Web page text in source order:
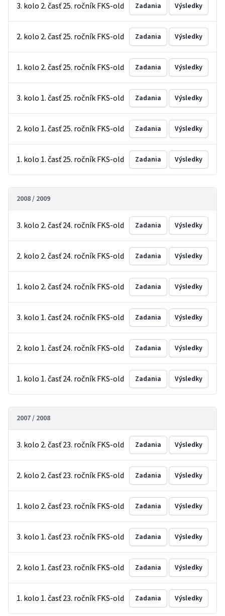
3. kolo 2. časť 25. ročník FKS-old Zadania Výsledky
2. kolo 2. časť 25. ročník FKS-old Zadania Výsledky
1. kolo 2. časť 25. ročník FKS-old Zadania Výsledky
3. kolo 1. časť 25. ročník FKS-old Zadania Výsledky
2. kolo 1. časť 25. ročník FKS-old Zadania Výsledky
1. kolo 1. časť 25. ročník FKS-old Zadania Výsledky
2008 / 2009
3. kolo 2. časť 24. ročník FKS-old Zadania Výsledky
2. kolo 2. časť 24. ročník FKS-old Zadania Výsledky
1. kolo 2. časť 24. ročník FKS-old Zadania Výsledky
3. kolo 1. časť 24. ročník FKS-old Zadania Výsledky
2. kolo 1. časť 24. ročník FKS-old Zadania Výsledky
1. kolo 1. časť 24. ročník FKS-old Zadania Výsledky
2007 / 2008
3. kolo 2. časť 23. ročník FKS-old Zadania Výsledky
2. kolo 2. časť 23. ročník FKS-old Zadania Výsledky
1. kolo 2. časť 23. ročník FKS-old Zadania Výsledky
3. kolo 1. časť 23. ročník FKS-old Zadania Výsledky
2. kolo 1. časť 23. ročník FKS-old Zadania Výsledky
1. kolo 1. časť 23. ročník FKS-old Zadania Výsledky